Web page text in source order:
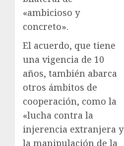
«ambicioso y
concreto».
El acuerdo, que tiene
una vigencia de 10
años, también abarca
otros ámbitos de
cooperación, como la
«lucha contra la
injerencia extranjera y
la manipulación de la